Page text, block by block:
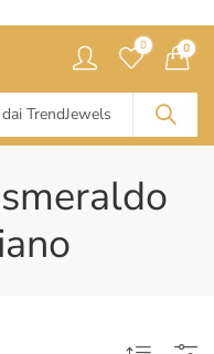
0 0